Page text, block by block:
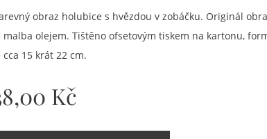
obraz holubice s hvězdou v zobáčku. Originál
malba olejem. Tištěno ofsetovým tiskem na kartonu,
cca 15 krát 22 cm.
Kč